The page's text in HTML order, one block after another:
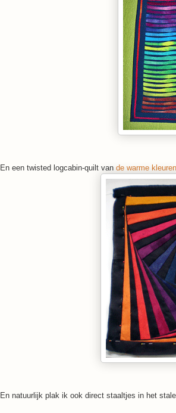
En een twisted logcabin-quilt van de warme kleuren
En natuurlijk plak ik ook direct staaltjes in het